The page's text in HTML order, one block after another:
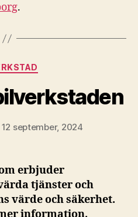
.
Kategorier
12 september, 2024
erbjuder
tjänster och
värde och säkerhet.
information.